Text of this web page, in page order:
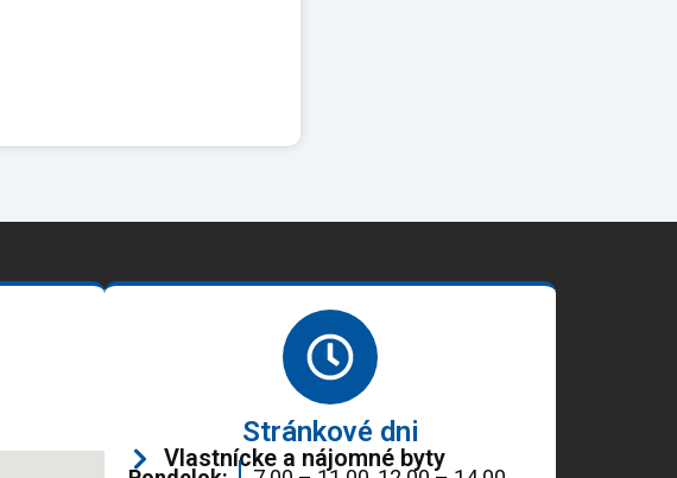
Stránkové dni
Vlastnícke a nájomné byty